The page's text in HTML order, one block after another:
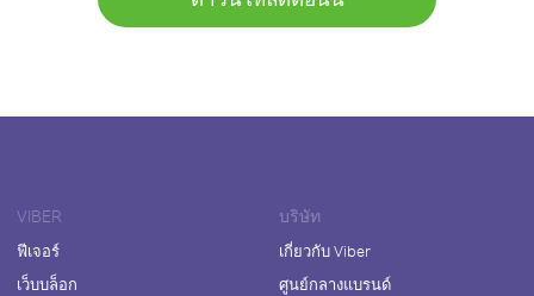
VIBER
ฟีเจอร์
เว็บบล็อก
บริษัท
เกี่ยวกับ Viber
ศูนย์กลางแบรนด์